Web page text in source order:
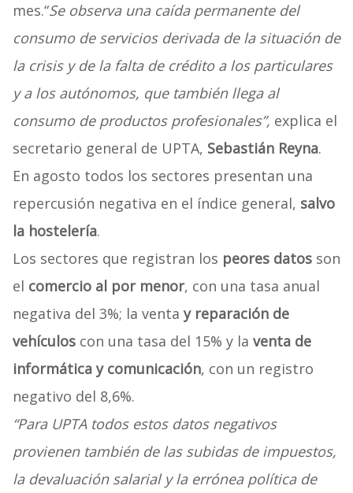
mes.“Se observa una caída permanente del
consumo de servicios derivada de la situación de
la crisis y de la falta de crédito a los particulares
y a los autónomos, que también llega al
consumo de productos profesionales”, explica el
secretario general de UPTA, Sebastián Reyna.
En agosto todos los sectores presentan una
repercusión negativa en el índice general, salvo
la hostelería.
Los sectores que registran los peores datosson
el comercio al por menor, con una tasa anual
negativa del 3%; la venta y reparación de
vehículoscon una tasa del 15% y la venta de
informática y comunicación, con un registro
negativo del 8,6%.
“Para UPTA todos estos datos negativos
provienen también de las subidas de impuestos,
la devaluación salarial y la errónea política de